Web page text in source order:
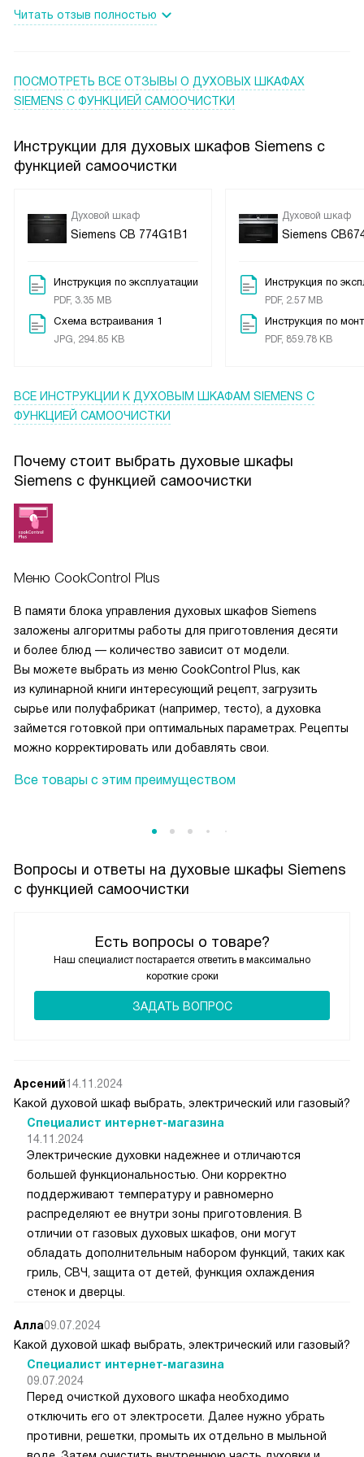
углов!
без лишних усилий. Телескопические направляющие
удобны для тяжёлых противней, а индикатор остаточного
прибор стал для меня частью домашнего ритма: готовить
стало проще и приятнее, я экспериментирую с рецептами
и получаю стабильный результат каждый раз!
Читать отзыв полностью
ПОСМОТРЕТЬ ВСЕ ОТЗЫВЫ О ДУХОВЫХ ШКАФАХ
SIEMENS С ФУНКЦИЕЙ САМООЧИСТКИ
Инструкции для духовых шкафов Siemens с
функцией самоочистки
Духовой шкаф
Siemens CB 774G1B1
Инструкция по эксплуатации
PDF, 3.35 MB
Схема встраивания 1
JPG, 294.85 KB
Духовой шкаф
Siemens
Инструкция по
PDF, 2.57 MB
Инструкция по
PDF, 859.78 KB
ВСЕ ИНСТРУКЦИИ К ДУХОВЫМ ШКАФАМ SIEMENS С
ФУНКЦИЕЙ САМООЧИСТКИ
Почему стоит выбрать духовые шкафы
Siemens с функцией самоочистки
Меню CookControl Plus
В памяти блока управления духовых шкафов Siemens
заложены алгоритмы работы для приготовления десяти
и более блюд — количество зависит от модели.
Вы можете выбрать из меню CookControl Plus, как
из кулинарной книги интересующий рецепт, загрузить
сырье или полуфабрикат (например, тесто), а духовка
займется готовкой при оптимальных параметрах. Рецепты
можно корректировать или добавлять свои.
Все товары с этим преимуществом
Вопросы и ответы на духовые шкафы Siemens
с функцией самоочистки
Есть вопросы о товаре?
Наш специалист постарается ответить в максимально
короткие сроки
ЗАДАТЬ ВОПРОС
Арсений14.11.2024
Какой духовой шкаф выбрать, электрический или газовый?
Специалист интернет-магазина
14.11.2024
Электрические духовки надежнее и отличаются
большей функциональностью. Они корректно
поддерживают температуру и равномерно
распределяют ее внутри зоны приготовления. В
отличии от газовых духовых шкафов, они могут
обладать дополнительным набором функций, таких как
гриль, СВЧ, защита от детей, функция охлаждения
стенок и дверцы.
Алла09.07.2024
Какой духовой шкаф выбрать, электрический или газовый?
Специалист интернет-магазина
09.07.2024
Перед очисткой духового шкафа необходимо
отключить его от электросети. Далее нужно убрать
противни, решетки, промыть их отдельно в мыльной